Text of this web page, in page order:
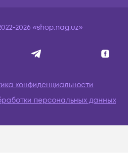
2026 «shop.nag.uz»
конфиденциальности
персональных данных